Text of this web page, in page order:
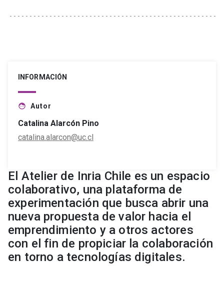
INFORMACIÓN
face Autor
Catalina Alarcón Pino
catalina.alarcon@uc.cl
El Atelier de Inria Chile es un espacio
colaborativo, una plataforma de
experimentación que busca abrir una
nueva propuesta de valor hacia el
emprendimiento y a otros actores
con el fin de propiciar la colaboración
en torno a tecnologías digitales.